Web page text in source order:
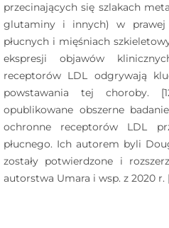
przecinających się szlakach
glutaminy i innych) w prawej
płucnych i mięśniach
ekspresji objawów
receptorów LDL odgrywają
powstawania tej choroby.
opublikowane obszerne
ochronne receptorów LDL
płucnego. Ich autorem byli
zostały potwierdzone i
autorstwa Umara i wsp. z 2020 r.